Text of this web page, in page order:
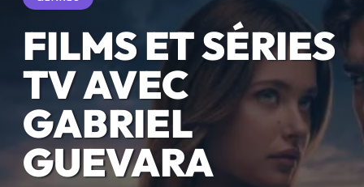
FILMS ET SÉRIES
TV AVEC
GABRIEL
GUEVARA